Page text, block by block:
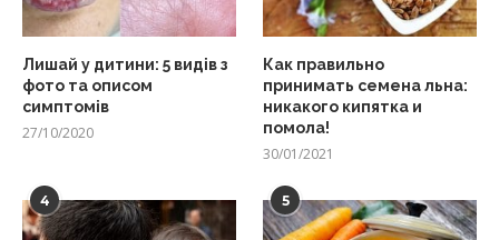
Лишай у дитини: 5 видів з
фото та описом
симптомів
27/10/2020
Как правильно
принимать семена льна:
никакого кипятка и
помола!
30/01/2021
4 5